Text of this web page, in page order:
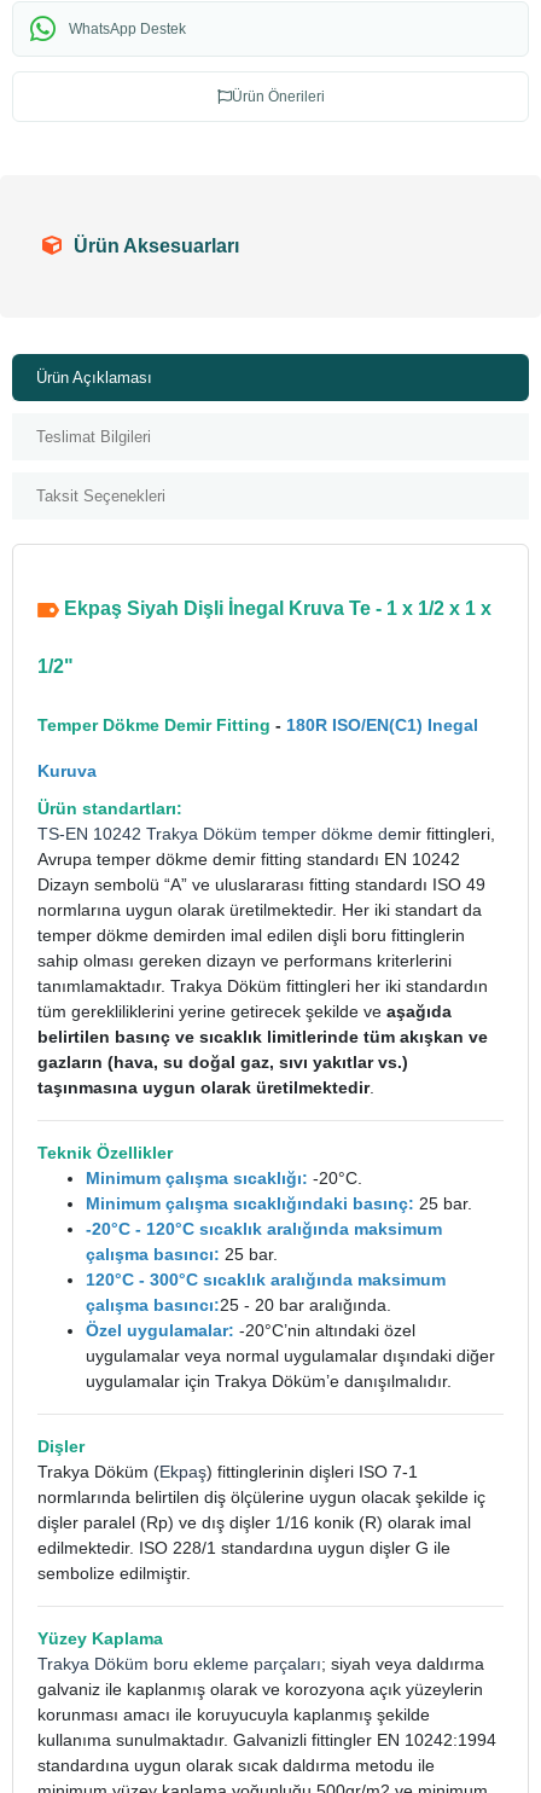
WhatsApp Destek
Ürün Önerileri
Ürün Aksesuarları
Ürün Açıklaması
Teslimat Bilgileri
Taksit Seçenekleri
Ekpaş Siyah Dişli İnegal Kruva Te - 1 x 1/2 x 1 x
1/2"
Temper Dökme Demir Fitting - 180R ISO/EN(C1) Inegal
Kuruva
Ürün standartları:
TS-EN 10242 Trakya Döküm temper dökme demir fittingleri,
Avrupa temper dökme demir fitting standardı EN 10242
Dizayn sembolü “A” ve uluslararası fitting standardı ISO 49
normlarına uygun olarak üretilmektedir. Her iki standart da
temper dökme demirden imal edilen dişli boru fittinglerin
sahip olması gereken dizayn ve performans kriterlerini
tanımlamaktadır. Trakya Döküm fittingleri her iki standardın
tüm gerekliliklerini yerine getirecek şekilde ve aşağıda
belirtilen basınç ve sıcaklık limitlerinde tüm akışkan ve
gazların (hava, su doğal gaz, sıvı yakıtlar vs.)
taşınmasına uygun olarak üretilmektedir.
Teknik Özellikler
Minimum çalışma sıcaklığı: -20°C.
Minimum çalışma sıcaklığındaki basınç: 25 bar.
-20°C - 120°C sıcaklık aralığında maksimum
çalışma basıncı: 25 bar.
120°C - 300°C sıcaklık aralığında maksimum
çalışma basıncı:25 - 20 bar aralığında.
Özel uygulamalar: -20°C’nin altındaki özel
uygulamalar veya normal uygulamalar dışındaki diğer
uygulamalar için Trakya Döküm’e danışılmalıdır.
Dişler
Trakya Döküm (Ekpaş) fittinglerinin dişleri ISO 7-1
normlarında belirtilen diş ölçülerine uygun olacak şekilde iç
dişler paralel (Rp) ve dış dişler 1/16 konik (R) olarak imal
edilmektedir. ISO 228/1 standardına uygun dişler G ile
sembolize edilmiştir.
Yüzey Kaplama
Trakya Döküm boru ekleme parçaları; siyah veya daldırma
galvaniz ile kaplanmış olarak ve korozyona açık yüzeylerin
korunması amacı ile koruyucuyla kaplanmış şekilde
kullanıma sunulmaktadır. Galvanizli fittingler EN 10242:1994
standardına uygun olarak sıcak daldırma metodu ile